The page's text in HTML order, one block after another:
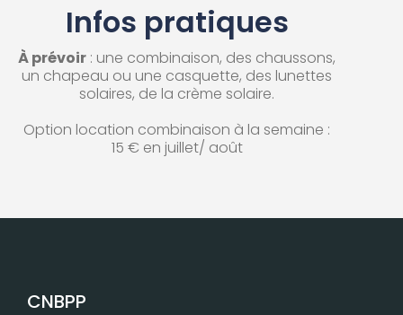
Infos pratiques
À prévoir : une combinaison, des chaussons,
un chapeau ou une casquette, des lunettes
solaires, de la crème solaire.
Option location combinaison à la semaine :
15 € en juillet/ août
CNBPP